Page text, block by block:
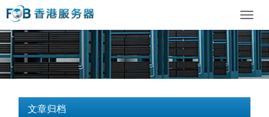
文章归档